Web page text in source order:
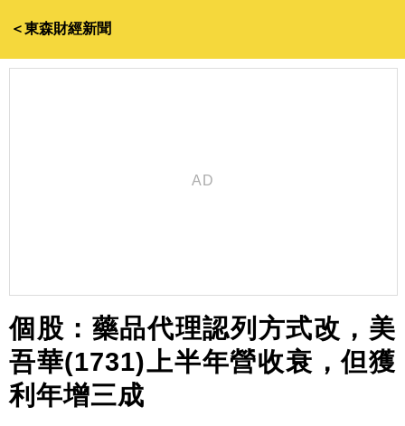
＜東森財經新聞
個股：藥品代理認列方式改，美
吾華(1731)上半年營收衰，但獲
利年增三成